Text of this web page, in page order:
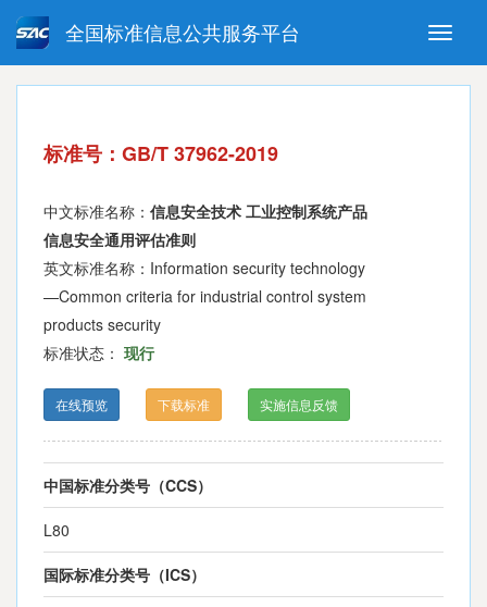
Toggle
全国标准信息公共服务平台
强制性国家标准 推荐性国家标准
指导性技术文件 (National standards in foreign
标准号：GB/T 37962-2019
中文标准名称： 信息安全技术 工业控制系统产品
信息安全通用评估准则
英文标准名称：Information security technology
—Common criteria for industrial control system
products security
标准状态： 现行
在线预览 下载标准 实施信息反馈
中国标准分类号（CCS）
L80
国际标准分类号（ICS）